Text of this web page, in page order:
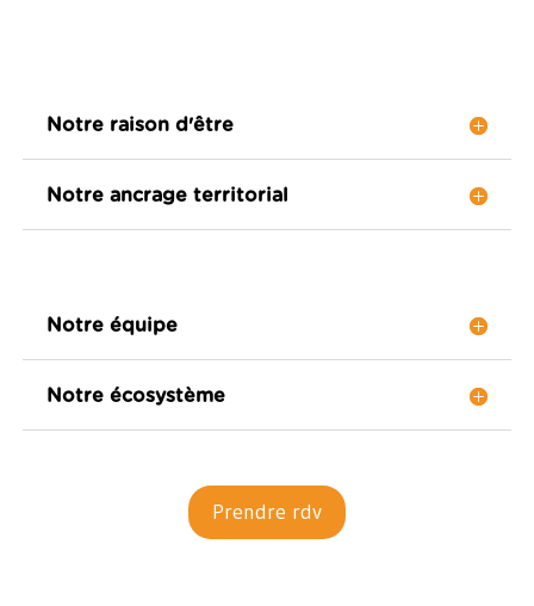
Notre raison d'être
Notre ancrage territorial
Notre équipe
Notre écosystème
Prendre rdv